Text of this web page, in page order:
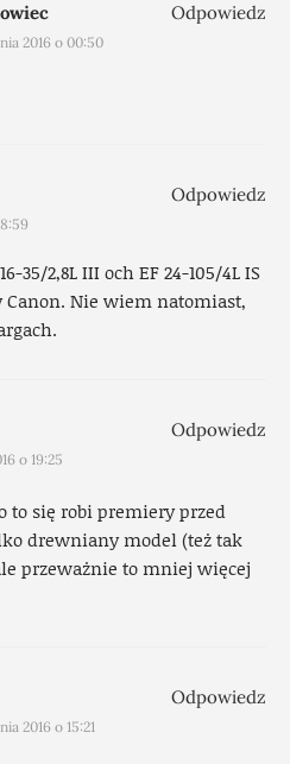
2016 o 00:50
Odpowiedz
35/2,8L III och EF 24-105/4L IS
Nie wiem natomiast,
Odpowiedz
o 19:25
to się robi premiery przed
drewniany model (też tak
przeważnie to mniej więcej
Odpowiedz
2016 o 15:21
Odpowiedz